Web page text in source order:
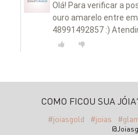
Olá! Para verificar a
ouro amarelo entre
48991492857 :)
COMO FICOU SUA
#joiasgold #joias